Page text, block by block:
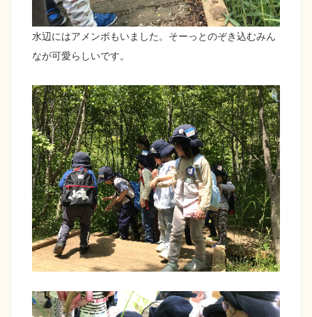
水辺にはアメンボもいました。そーっとのぞき込むみん
なが可愛らしいです。